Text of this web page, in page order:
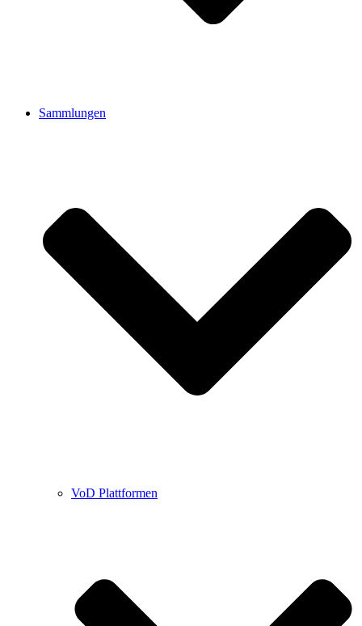
Sammlungen
VoD Plattformen